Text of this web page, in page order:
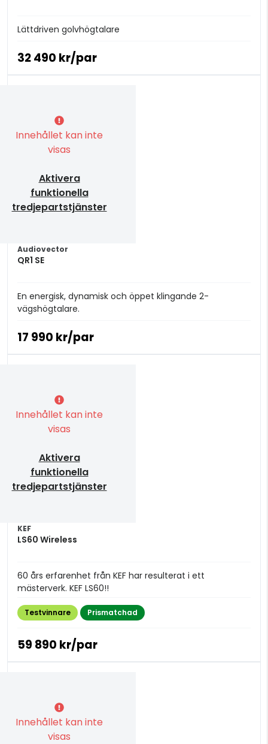
Lättdriven golvhögtalare
32 490 kr/par
Innehållet kan inte
visas
Aktivera
funktionella
tredjepartstjänster
Audiovector
QR1 SE
En energisk, dynamisk och öppet klingande 2-
vägshögtalare.
17 990 kr/par
Innehållet kan inte
visas
Aktivera
funktionella
tredjepartstjänster
KEF
LS60 Wireless
60 års erfarenhet från KEF har resulterat i ett
mästerverk. KEF LS60!!
Testvinnare Prismatchad
59 890 kr/par
Innehållet kan inte
visas